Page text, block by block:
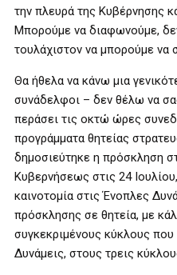
την πλευρά της Κυβέρνησης
Μπορούμε να διαφωνούμε,
τουλάχιστον να μπορούμε να
Θα ήθελα να κάνω μια
συνάδελφοι – δεν θέλω να
περάσει τις οκτώ ώρες
προγράμματα θητείας
δημοσιεύτηκε η πρόσκληση
Κυβερνήσεως στις 24
καινοτομία στις Ένοπλες
πρόσκλησης σε θητεία, με
συγκεκριμένους κύκλους
Δυνάμεις, στους τρεις